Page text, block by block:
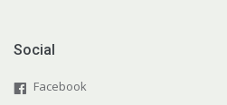
Social
Facebook